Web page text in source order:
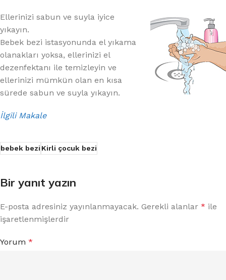
Ellerinizi sabun ve suyla iyice
yıkayın.
Bebek bezi istasyonunda el yıkama
olanakları yoksa, ellerinizi el
dezenfektanı ile temizleyin ve
ellerinizi mümkün olan en kısa
sürede sabun ve suyla yıkayın.
İlgili Makale
bebek beziKirli çocuk bezi
Bir yanıt yazın
E-posta adresiniz yayınlanmayacak. Gerekli alanlar * ile
işaretlenmişlerdir
Yorum *